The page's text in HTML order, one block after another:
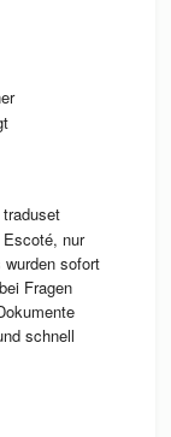
nur
sofort
Fragen
schnell